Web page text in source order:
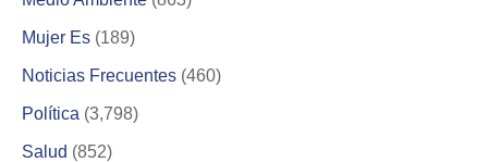
Mujer Es (189)
Noticias Frecuentes (460)
Política (3,798)
Salud (852)